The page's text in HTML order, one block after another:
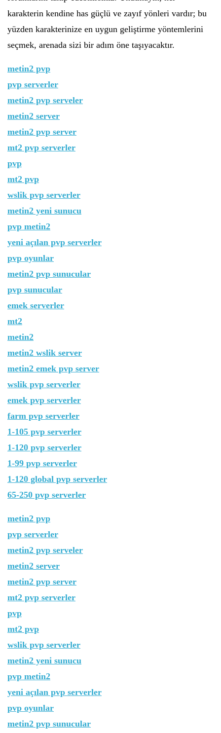
karakterin kendine has güçlü ve zayıf yönleri vardır; bu
yüzden karakterinize en uygun geliştirme yöntemlerini
seçmek, arenada sizi bir adım öne taşıyacaktır.
metin2 pvp
pvp serverler
metin2 pvp serveler
metin2 server
metin2 pvp server
mt2 pvp serverler
pvp
mt2 pvp
wslik pvp serverler
metin2 yeni sunucu
pvp metin2
yeni açılan pvp serverler
pvp oyunlar
metin2 pvp sunucular
pvp sunucular
emek serverler
mt2
metin2
metin2 wslik server
metin2 emek pvp server
wslik pvp serverler
emek pvp serverler
farm pvp serverler
1-105 pvp serverler
1-120 pvp serverler
1-99 pvp serverler
1-120 global pvp serverler
65-250 pvp serverler
metin2 pvp
pvp serverler
metin2 pvp serveler
metin2 server
metin2 pvp server
mt2 pvp serverler
pvp
mt2 pvp
wslik pvp serverler
metin2 yeni sunucu
pvp metin2
yeni açılan pvp serverler
pvp oyunlar
metin2 pvp sunucular